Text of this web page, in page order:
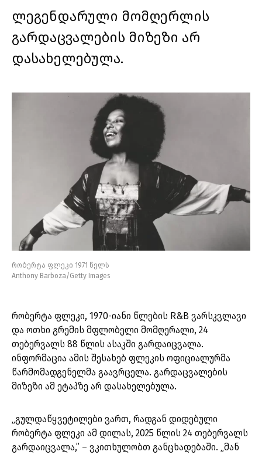
ლეგენდარული მომღერლის
გარდაცვალების მიზეზი არ
დასახელებულა.
რობერტა ფლეკი 1971 წელს
Anthony Barboza/Getty Images
რობერტა ფლეკი, 1970-იანი წლების R&B ვარსკვლავი
და ოთხი გრემის მფლობელი მომღერალი, 24
თებერვალს 88 წლის ასაკში გარდაიცვალა.
ინფორმაცია ამის შესახებ ფლეკის ოფიციალურმა
წარმომადგენელმა გაავრცელა. გარდაცვალების
მიზეზი ამ ეტაპზე არ დასახელებულა.
„გულდაწყვეტილები ვართ, რადგან დიდებული
რობერტა ფლეკი ამ დილას, 2025 წლის 24 თებერვალს
გარდაიცვალა,” – ვკითხულობთ განცხადებაში. „მან